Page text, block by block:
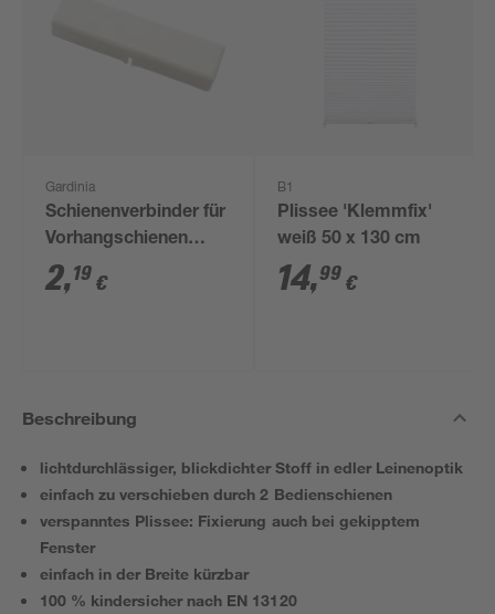
Gardinia
Schienenverbinder für
Vorhangschienen
weiß
2,19 €
B1
Plissee 'Klemmfix'
weiß 50 x 130 cm
14,99 €
Beschreibung
lichtdurchlässiger, blickdichter Stoff in edler Leinenoptik
einfach zu verschieben durch 2 Bedienschienen
verspanntes Plissee: Fixierung auch bei gekipptem
Fenster
einfach in der Breite kürzbar
100 % kindersicher nach EN 13120